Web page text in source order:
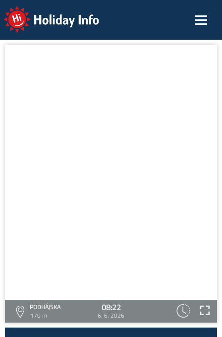
Holiday Info
PODHÁJSKA
170 m
08:22
6. 6. 2026